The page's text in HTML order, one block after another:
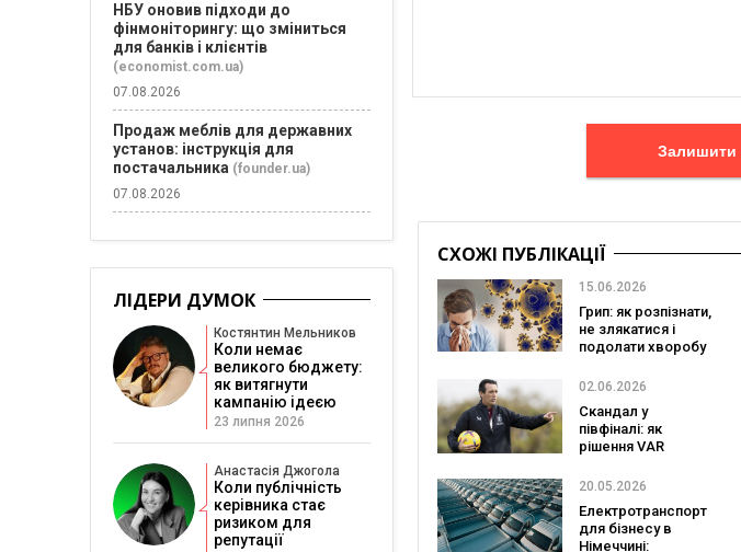
СХОЖІ ПУБЛІКАЦІЇ
15.06.2026
Грип: як розпізнати,
не злякатися і
подолати хворобу
02.06.2026
Скандал у
півфіналі: як
рішення VAR
долю Ліги Європи
20.05.2026
Електротранспорт
для бізнесу в
Німеччині:
НБУ оновив підходи до
фінмоніторингу: що зміниться
для банків і клієнтів
(economist.com.ua)
07.08.2026
Продаж меблів для державних
установ: інструкція для
постачальника (founder.ua)
07.08.2026
ЛІДЕРИ ДУМОК
Костянтин Мельников
Коли немає
великого бюджету:
як витягнути
кампанію ідеєю
23 липня 2026
Анастасія Джогола
Коли публічність
керівника стає
ризиком для
репутації